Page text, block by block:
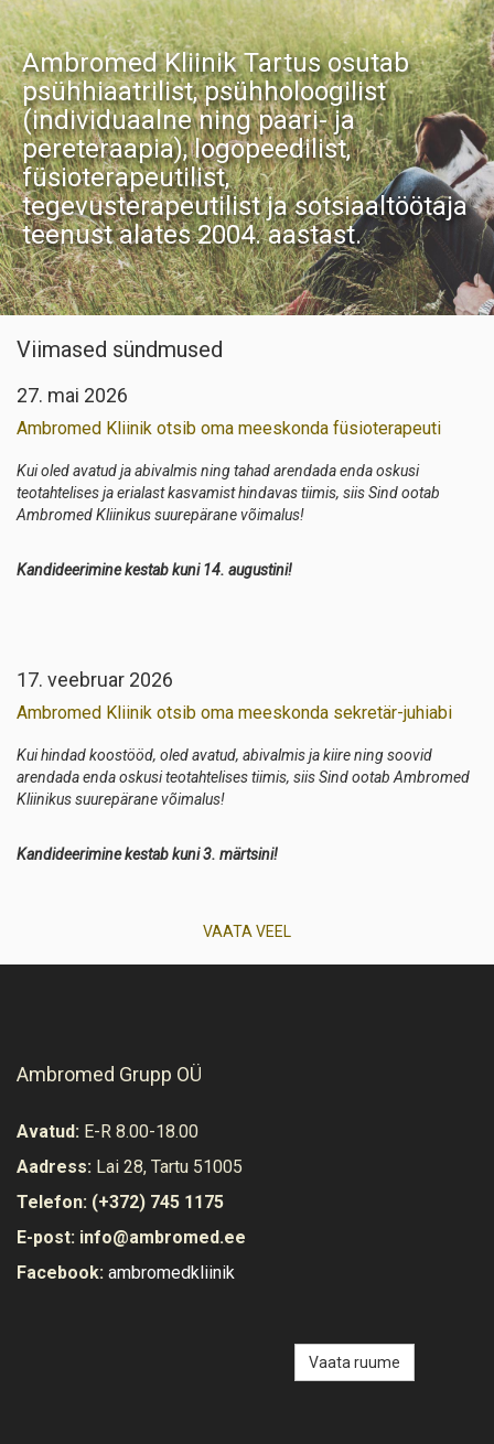
Ambromed Kliinik Tartus osutab
psühhiaatrilist, psühholoogilist
(individuaalne ning paari- ja
pereteraapia), logopeedilist,
füsioterapeutilist,
tegevusterapeutilist ja sotsiaaltöötaja
teenust alates 2004. aastast.
Viimased sündmused
27. mai 2026
Ambromed Kliinik otsib oma meeskonda füsioterapeuti
Kui oled avatud ja abivalmis ning tahad arendada enda oskusi
teotahtelises ja erialast kasvamist hindavas tiimis, siis Sind ootab
Ambromed Kliinikus suurepärane võimalus!
Kandideerimine kestab kuni 14. augustini!
17. veebruar 2026
Ambromed Kliinik otsib oma meeskonda sekretär-juhiabi
Kui hindad koostööd, oled avatud, abivalmis ja kiire ning soovid
arendada enda oskusi teotahtelises tiimis, siis Sind ootab Ambromed
Kliinikus suurepärane võimalus!
Kandideerimine kestab kuni 3. märtsini!
VAATA VEEL
Ambromed Grupp OÜ
Avatud: E-R 8.00-18.00
Aadress: Lai 28, Tartu 51005
Telefon: (+372) 745 1175
E-post: info@ambromed.ee
Facebook: ambromedkliinik
Vaata ruume